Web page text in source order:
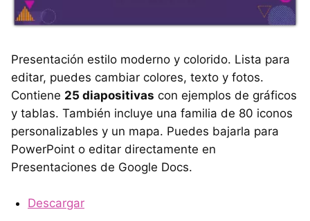
Presentación estilo moderno y colorido. Lista para
editar, puedes cambiar colores, texto y fotos.
Contiene 25 diapositivas con ejemplos de gráficos
y tablas. También incluye una familia de 80 iconos
personalizables y un mapa. Puedes bajarla para
PowerPoint o editar directamente en
Presentaciones de Google Docs.
Descargar